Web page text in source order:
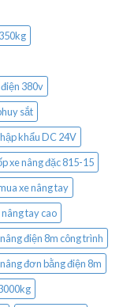
380v
sắt
khẩu DC 24V
xe nâng đặc 815-15
xe nâng tay
nâng tay cao
điện 8m công trình
đơn bằng điện 8m